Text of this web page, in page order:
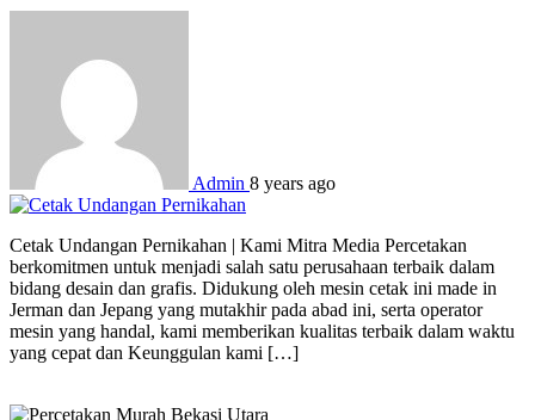
Admin 8 years ago
Cetak Undangan Pernikahan | Kami Mitra Media Percetakan
berkomitmen untuk menjadi salah satu perusahaan terbaik dalam
bidang desain dan grafis. Didukung oleh mesin cetak ini made in
Jerman dan Jepang yang mutakhir pada abad ini, serta operator
mesin yang handal, kami memberikan kualitas terbaik dalam waktu
yang cepat dan Keunggulan kami […]